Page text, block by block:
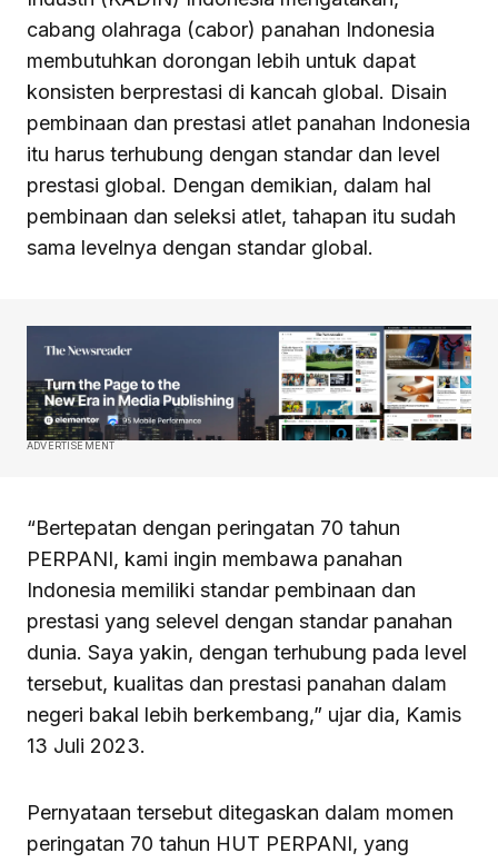
cabang olahraga (cabor) panahan Indonesia
membutuhkan dorongan lebih untuk dapat
konsisten berprestasi di kancah global. Disain
pembinaan dan prestasi atlet panahan Indonesia
itu harus terhubung dengan standar dan level
prestasi global. Dengan demikian, dalam hal
pembinaan dan seleksi atlet, tahapan itu sudah
sama levelnya dengan standar global.
ADVERTISEMENT
“Bertepatan dengan peringatan 70 tahun
PERPANI, kami ingin membawa panahan
Indonesia memiliki standar pembinaan dan
prestasi yang selevel dengan standar panahan
dunia. Saya yakin, dengan terhubung pada level
tersebut, kualitas dan prestasi panahan dalam
negeri bakal lebih berkembang,” ujar dia, Kamis
13 Juli 2023.
Pernyataan tersebut ditegaskan dalam momen
peringatan 70 tahun HUT PERPANI, yang